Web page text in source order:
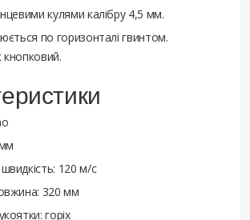
кулями калібру 4,5 мм.
по горизонталі гвинтом.
кнопковий.
120 м/с
320 мм
горіх